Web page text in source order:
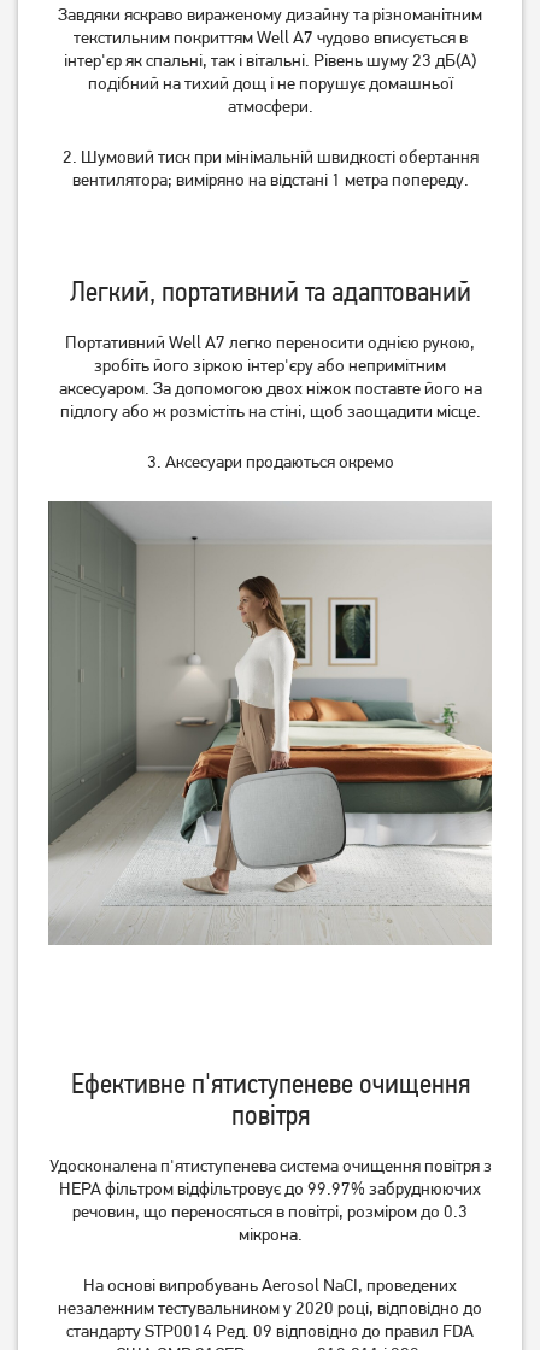
Air Purifier EHP001
Немає в наявності
AC0850/11
Немає в наявності
Electrolux FA31-201GY
Очищувач повітря
Electrolux WA51-304WT
Немає в наявності
Немає в наявності
Завдяки яскраво вираженому дизайну та різноманітним
текстильним покриттям Well A7 чудово вписується в
інтер'єр як спальні, так і вітальні. Рівень шуму 23 дБ(А)
подібний на тихий дощ і не порушує домашньої
атмосфери.
2. Шумовий тиск при мінімальній швидкості обертання
вентилятора; виміряно на відстані 1 метра попереду.
Легкий, портативний та адаптований
Портативний Well A7 легко переносити однією рукою,
зробіть його зіркою інтер'єру або непримітним
аксесуаром. За допомогою двох ніжок поставте його на
підлогу або ж розмістіть на стіні, щоб заощадити місце.
3. Аксесуари продаються окремо
Ефективне п'ятиступеневе очищення
повітря
Удосконалена п'ятиступенева система очищення повітря з
HEPA фільтром відфільтровує до 99.97% забруднюючих
речовин, що переносяться в повітрі, розміром до 0.3
мікрона.
На основі випробувань Aerosol NaCI, проведених
незалежним тестувальником у 2020 році, відповідно до
стандарту STP0014 Ред. 09 відповідно до правил FDA